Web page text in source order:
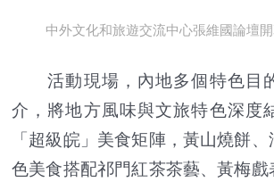
中外文化和旅遊交流中心張維國論壇開
活動現場，內地多個特色目
介，將地方風味與文旅特色深度
「超級皖」美食矩陣，黃山燒餅
色美食搭配祁門紅茶茶藝、黃梅